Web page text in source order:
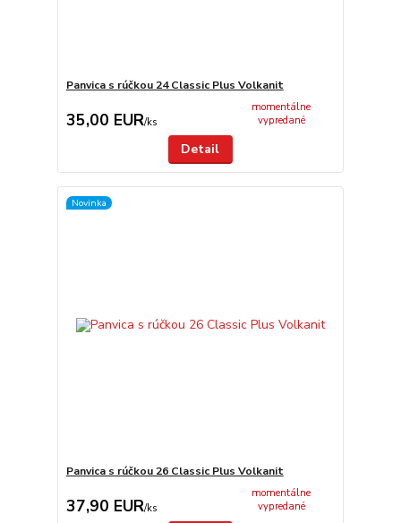
Panvica s rúčkou 24 Classic Plus Volkanit
35,00 EUR/ks
momentálne
vypredané
Detail
Novinka
Panvica s rúčkou 26 Classic Plus Volkanit
37,90 EUR/ks
momentálne
vypredané